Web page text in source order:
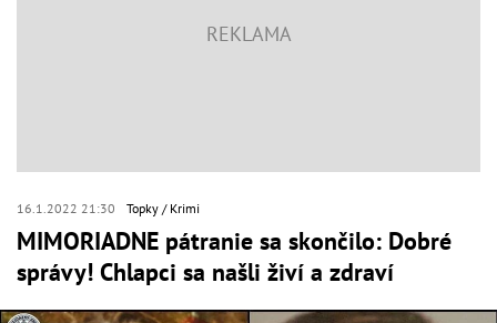
16.1.2022 21:30 Topky Krimi
MIMORIADNE pátranie sa skončilo: Dobré
správy! Chlapci sa našli živí a zdraví